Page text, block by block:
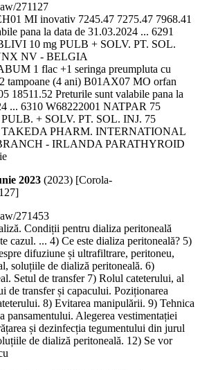
271127
MI inovativ 7245.47 7275.47 7968.41
pana la data de 31.03.2024 ... 6291
10 mg PULB + SOLV. PT. SOL.
NV - BELGIA
1 flac +1 seringa preumpluta cu
tampoane (4 ani) B01AX07 MO orfan
18511.52 Preturile sunt valabile pana la
... 6310 W68222001 NATPAR 75
PULB. + SOLV. PT. SOL. INJ. 75
TAKEDA PHARM. INTERNATIONAL
- IRLANDA PARATHYROID
2023 (2023) [Corola-
271453
Condiții pentru dializa peritoneală
cazul. ... 4) Ce este dializa peritoneală? 5)
difuziune și ultrafiltrare, peritoneu,
soluțiile de dializă peritoneală. 6)
Setul de transfer 7) Rolul cateterului, al
de transfer și capacului. Poziționarea
8) Evitarea manipulării. 9) Tehnica
pansamentului. Alegerea vestimentației
și dezinfecția tegumentului din jurul
de dializă peritoneală. 12) Se vor